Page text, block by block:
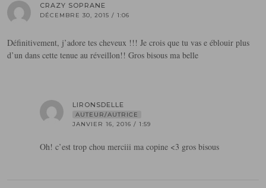
CRAZY SOPRANE
DÉCEMBRE 30, 2015 / 1:06
Définitivement, j’adore tes cheveux !!! Je crois que tu vas e éblouir plus
d’un dans cette tenue au réveillon!! Gros bisous ma belle
LIRONSDELLE
AUTEUR/AUTRICE
JANVIER 16, 2016 / 1:59
Oh! c’est trop chou merciii ma copine <3 gros bisous